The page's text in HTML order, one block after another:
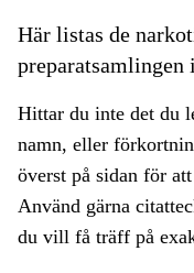
Här listas de
preparatsamlingen
Hittar du inte det du
namn, eller
överst på sidan för
Använd gärna
du vill få träff på